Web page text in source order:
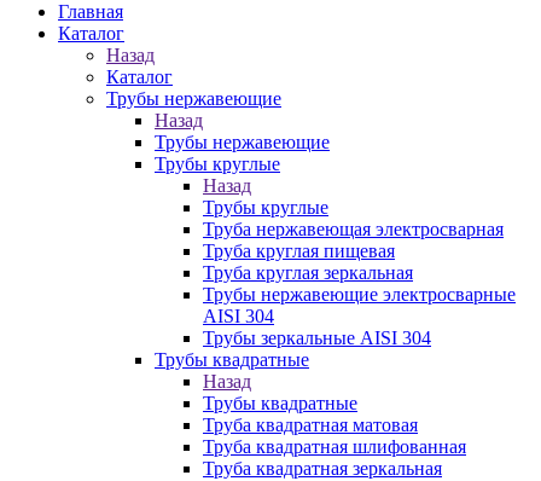
Главная
Каталог
Назад
Каталог
Трубы нержавеющие
Назад
Трубы нержавеющие
Трубы круглые
Назад
Трубы круглые
Труба нержавеющая электросварная
Труба круглая пищевая
Труба круглая зеркальная
Трубы нержавеющие электросварные
AISI 304
Трубы зеркальные AISI 304
Трубы квадратные
Назад
Трубы квадратные
Труба квадратная матовая
Труба квадратная шлифованная
Труба квадратная зеркальная